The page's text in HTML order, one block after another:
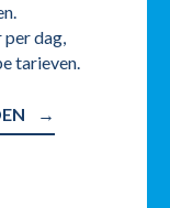
per dag,
tarieven.